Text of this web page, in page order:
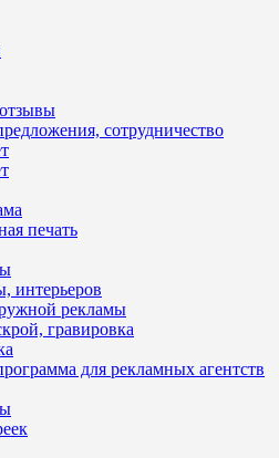
сотрудничество
печать
интерьеров
рекламы
гравировка
для рекламных агентств